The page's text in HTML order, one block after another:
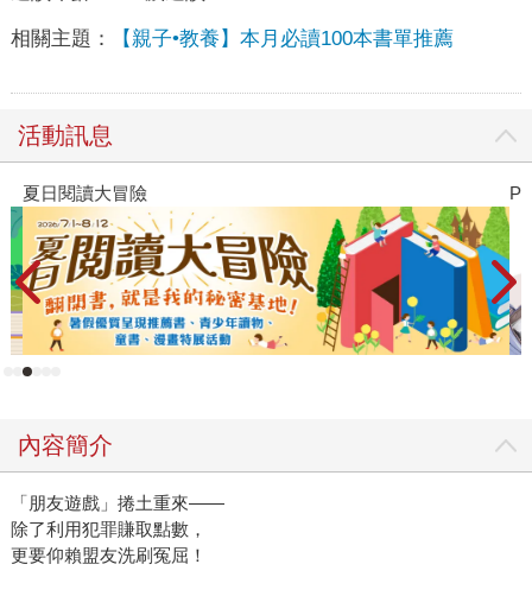
相關主題： 【親子•教養】本月必讀100本書單推薦
活動訊息
夏日閱讀大冒險
內容簡介
「朋友遊戲」捲土重來——
除了利用犯罪賺取點數，
更要仰賴盟友洗刷冤屈！